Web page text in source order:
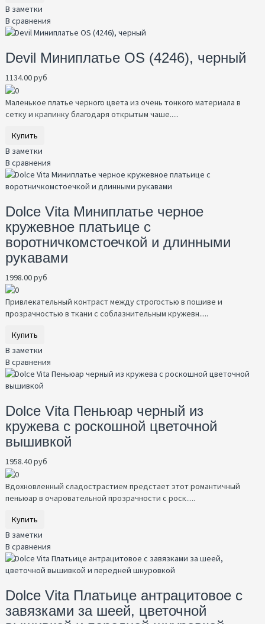
В заметки
В сравнения
Devil Миниплатье OS (4246), черный
1134.00 руб
Маленькое платье черного цвета из очень тонкого материала в
сетку и крапинку благодаря открытым чаше.....
Купить
В заметки
В сравнения
Dolce Vita Миниплатье черное
кружевное платьице с
воротничкомстоечкой и длинными
рукавами
1998.00 руб
Привлекательный контраст между строгостью в пошиве и
прозрачностью в ткани с соблазнительным кружевн.....
Купить
В заметки
В сравнения
Dolce Vita Пеньюар черный из
кружева с роскошной цветочной
вышивкой
1958.40 руб
Вдохновленный сладострастием предстает этот романтичный
пеньюар в очаровательной прозрачности с роск.....
Купить
В заметки
В сравнения
Dolce Vita Платьице антрацитовое с
завязками за шеей, цветочной